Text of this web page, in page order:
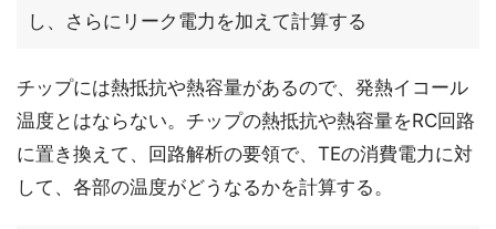
し、さらにリーク電力を加えて計算する
チップには熱抵抗や熱容量があるので、発熱イコール
温度とはならない。チップの熱抵抗や熱容量をRC回路
に置き換えて、回路解析の要領で、TEの消費電力に対
して、各部の温度がどうなるかを計算する。